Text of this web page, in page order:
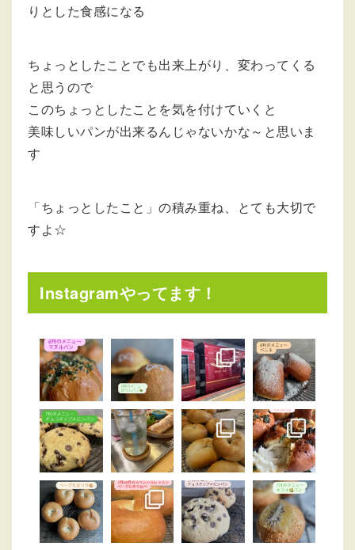
りとした食感になる
ちょっとしたことでも出来上がり、変わってくる
と思うので
このちょっとしたことを気を付けていくと
美味しいパンが出来るんじゃないかな～と思いま
す
「ちょっとしたこと」の積み重ね、とても大切で
すよ☆
Instagramやってます！